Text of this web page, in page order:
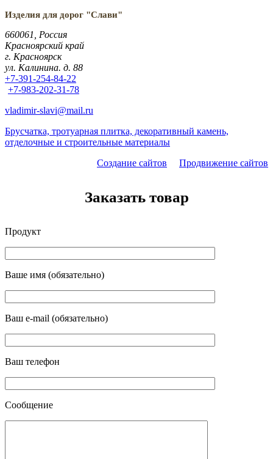
Изделия для дорог "Слави"
660061, Россия
Красноярский край
г. Красноярск
ул. Калинина. д. 88
+7-391-254-84-22
+7-983-202-31-78
vladimir-slavi@mail.ru
Брусчатка, тротуарная плитка, декоративный камень,
отделочные и строительные материалы
Создание сайтов
Продвижение сайтов
Заказать товар
Продукт
Ваше имя (обязательно)
Ваш e-mail (обязательно)
Ваш телефон
Сообщение